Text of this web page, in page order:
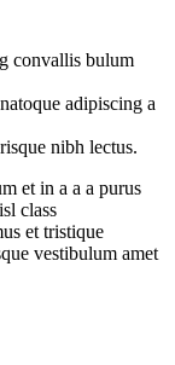
convallis bulum
adipiscing a
nibh lectus.
et in a a a purus
class
et tristique
vestibulum amet